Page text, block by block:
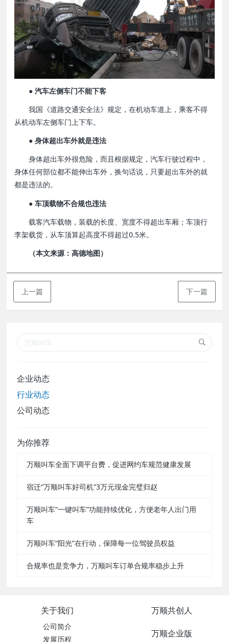
● 汽车左侧车门不能下客
我国《道路交通安全法》规定，在机动车道上，乘客不得
从机动车左侧车门上下车。
● 身体超出车外就是违法
身体超出车外很危险，而且根据规定，汽车行驶过程中，
身体任何部位都不能伸出车外，换句话说，只要超出车外的就
都是违法的。
● 车顶载物不合规也违法
载客汽车载物，装载的长度、宽度不得超出车厢；车顶行
李架载货，从车顶算起高度不得超过0.5米。
（本文来源：高德地图）
上一篇 下一篇
企业动态
行业动态
公司动态
为你推荐
万顺叫车全面下调平台费，促进网约车规范健康发展
宿迁“万顺叫车好司机”3万元现金完璧归赵
万顺叫车“一键叫车”功能持续优化，方便老年人出门用
车
万顺叫车“阳光”在行动，保障每一位驾驶员权益
合规率也是竞争力，万顺叫车订单合规率稳步上升
关于我们
公司简介
发展历程
万顺共创人
万顺企业版